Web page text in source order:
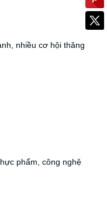
nhiều cơ hội thăng
phẩm, công nghệ